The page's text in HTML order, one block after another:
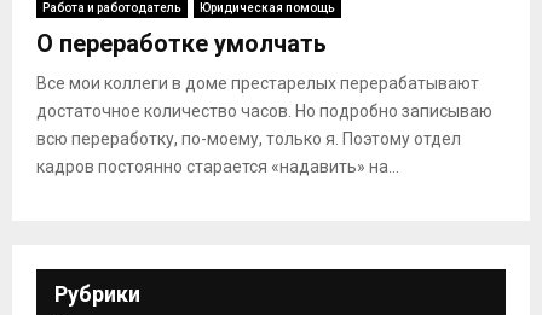
Работа и работодатель Юридическая помощь
О переработке умолчать
Все мои коллеги в доме престарелых перерабатывают
достаточное количество часов. Но подробно записываю
всю переработку, по-моему, только я. Поэтому отдел
кадров постоянно старается «надавить» на...
Рубрики